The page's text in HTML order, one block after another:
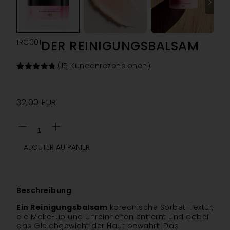
DER REINIGUNGSBALSAM
1RC001
basierend
auf
( 15 Kundenrezensionen)
32,00 EUR
Beschreibung
Ein Reinigungsbalsam koreanische Sorbet-Textur,
die Make-up und Unreinheiten entfernt und dabei
das Gleichgewicht der Haut bewahrt. Das
AJOUTER AU PANIER